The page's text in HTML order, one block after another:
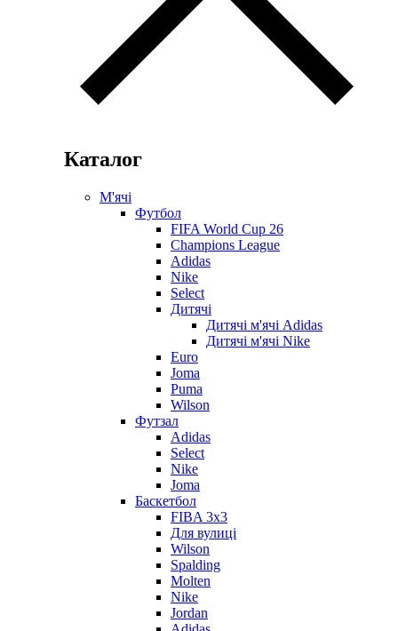
Каталог
М'ячі
Футбол
FIFA World Cup 26
Champions League
Adidas
Nike
Select
Дитячі
Дитячі м'ячі Adidas
Дитячі м'ячі Nike
Euro
Joma
Puma
Wilson
Футзал
Adidas
Select
Nike
Joma
Баскетбол
FIBA 3x3
Для вулиці
Wilson
Spalding
Molten
Nike
Jordan